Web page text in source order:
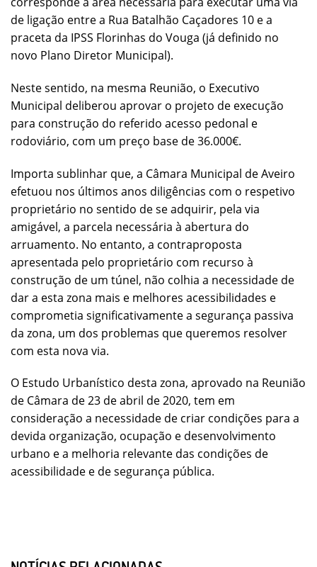
de ligação entre a Rua Batalhão Caçadores 10 e a
praceta da IPSS Florinhas do Vouga (já definido no
novo Plano Diretor Municipal).
Neste sentido, na mesma Reunião, o Executivo
Municipal deliberou aprovar o projeto de execução
para construção do referido acesso pedonal e
rodoviário, com um preço base de 36.000€.
Importa sublinhar que, a Câmara Municipal de Aveiro
efetuou nos últimos anos diligências com o respetivo
proprietário no sentido de se adquirir, pela via
amigável, a parcela necessária à abertura do
arruamento. No entanto, a contraproposta
apresentada pelo proprietário com recurso à
construção de um túnel, não colhia a necessidade de
dar a esta zona mais e melhores acessibilidades e
comprometia significativamente a segurança passiva
da zona, um dos problemas que queremos resolver
com esta nova via.
O Estudo Urbanístico desta zona, aprovado na Reunião
de Câmara de 23 de abril de 2020, tem em
consideração a necessidade de criar condições para a
devida organização, ocupação e desenvolvimento
urbano e a melhoria relevante das condições de
acessibilidade e de segurança pública.